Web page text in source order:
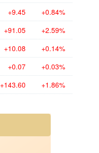
+9.45 +0.84%
+91.44 +2.60%
+9.95 +0.14%
+0.07 +0.03%
+142.60 +1.85%